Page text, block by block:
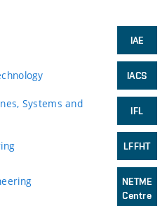
Systems and
IAE
IACS
IFL
LFFHT
NETME
Centre